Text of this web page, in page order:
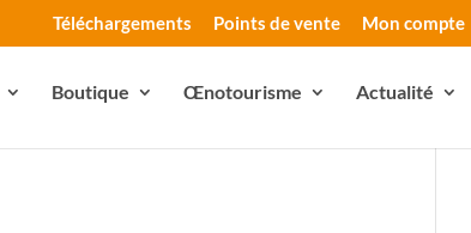
Téléchargements Points de vente Mon compte
Boutique Œnotourisme Actualité